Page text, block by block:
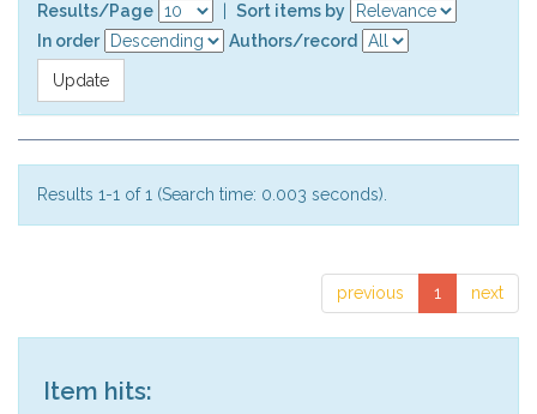
Results/Page
Sort items by
In order
Authors/record
Results 1-1 of 1 (Search time: 0.003 seconds).
previous 1 next
Item hits: